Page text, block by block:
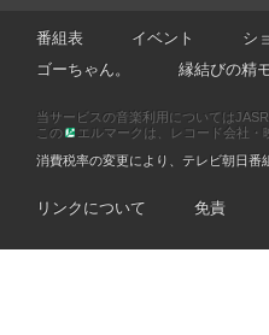
番組表 イベント シ
ゴーちゃん。
縁結びの精
当サービスの音楽利用については
この
エルマークは、レコード会社
消費税率の変更により、テレビ朝日
リンクについて 免責